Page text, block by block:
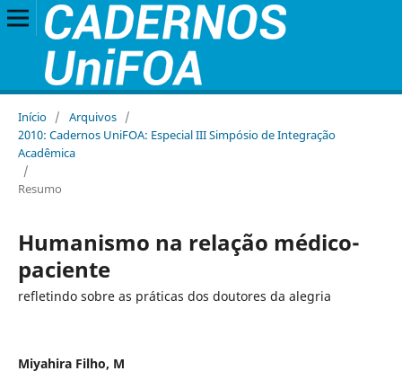
Início / Arquivos /
2010: Cadernos UniFOA: Especial III Simpósio de Integração
Acadêmica
/
Resumo
Humanismo na relação médico-
paciente
refletindo sobre as práticas dos doutores da alegria
Miyahira Filho, M